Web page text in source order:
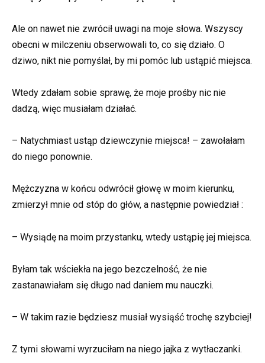
Ale on nawet nie zwrócił uwagi na moje słowa. Wszyscy
obecni w milczeniu obserwowali to, co się działo. O
dziwo, nikt nie pomyślał, by mi pomóc lub ustąpić miejsca.
Wtedy zdałam sobie sprawę, że moje prośby nic nie
dadzą, więc musiałam działać.
– Natychmiast ustąp dziewczynie miejsca! – zawołałam
do niego ponownie.
Mężczyzna w końcu odwrócił głowę w moim kierunku,
zmierzył mnie od stóp do głów, a następnie powiedział :
– Wysiądę na moim przystanku, wtedy ustąpię jej miejsca.
Byłam tak wściekła na jego bezczelność, że nie
zastanawiałam się długo nad daniem mu nauczki.
– W takim razie będziesz musiał wysiąść trochę szybciej!
Z tymi słowami wyrzuciłam na niego jajka z wytłaczanki.